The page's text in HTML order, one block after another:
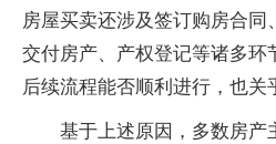
房屋买卖还涉及签订购房合同
交付房产、产权登记等诸多环
后续流程能否顺利进行，也关
基于上述原因，多数房产